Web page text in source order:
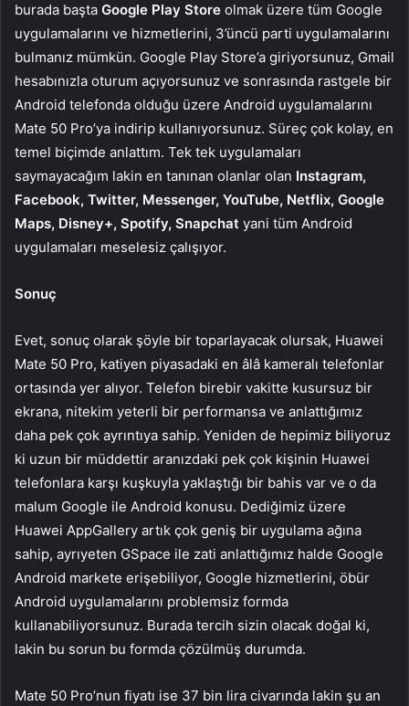
burada başta Google Play Store olmak üzere tüm Google
uygulamalarını ve hizmetlerini, 3’üncü parti uygulamalarını
bulmanız mümkün. Google Play Store’a giriyorsunuz, Gmail
hesabınızla oturum açıyorsunuz ve sonrasında rastgele bir
Android telefonda olduğu üzere Android uygulamalarını
Mate 50 Pro’ya indirip kullanıyorsunuz. Süreç çok kolay, en
temel biçimde anlattım. Tek tek uygulamaları
saymayacağım lakin en tanınan olanlar olan Instagram,
Facebook, Twitter, Messenger, YouTube, Netflix, Google
Maps, Disney+, Spotify, Snapchat yani tüm Android
uygulamaları meselesiz çalışıyor.
Sonuç
Evet, sonuç olarak şöyle bir toparlayacak olursak, Huawei
Mate 50 Pro, katiyen piyasadaki en âlâ kameralı telefonlar
ortasında yer alıyor. Telefon birebir vakitte kusursuz bir
ekrana, nitekim yeterli bir performansa ve anlattığımız
daha pek çok ayrıntıya sahip. Yeniden de hepimiz biliyoruz
ki uzun bir müddettir aranızdaki pek çok kişinin Huawei
telefonlara karşı kuşkuyla yaklaştığı bir bahis var ve o da
malum Google ile Android konusu. Dediğimiz üzere
Huawei AppGallery artık çok geniş bir uygulama ağına
sahip, ayrıyeten GSpace ile zati anlattığımız halde Google
Android markete erişebiliyor, Google hizmetlerini, öbür
Android uygulamalarını problemsiz formda
kullanabiliyorsunuz. Burada tercih sizin olacak doğal ki,
lakin bu sorun bu formda çözülmüş durumda.
Mate 50 Pro’nun fiyatı ise 37 bin lira civarında lakin şu an